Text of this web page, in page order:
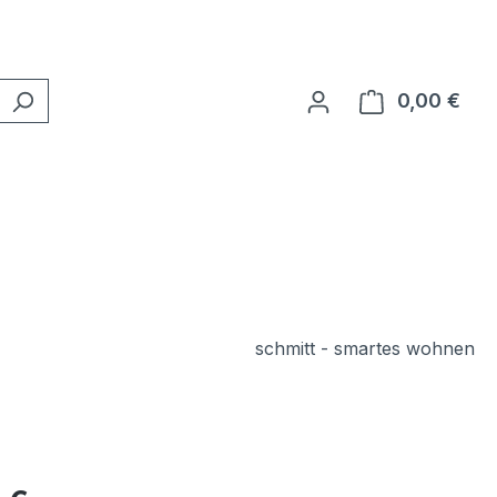
0,00 €
schmitt - smartes wohnen